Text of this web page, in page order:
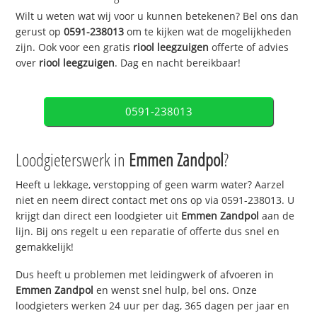
Wilt u weten wat wij voor u kunnen betekenen? Bel ons dan
gerust op0591-238013 om te kijken wat de mogelijkheden
zijn. Ook voor een gratis riool leegzuigen offerte of advies
over riool leegzuigen. Dag en nacht bereikbaar!
0591-238013
Loodgieterswerk in Emmen Zandpol?
Heeft u lekkage, verstopping of geen warm water? Aarzel
niet en neem direct contact met ons op via 0591-238013. U
krijgt dan direct een loodgieter uit Emmen Zandpol aan de
lijn. Bij ons regelt u een reparatie of offerte dus snel en
gemakkelijk!
Dus heeft u problemen met leidingwerk of afvoeren in
Emmen Zandpol en wenst snel hulp, bel ons. Onze
loodgieters werken 24 uur per dag, 365 dagen per jaar en